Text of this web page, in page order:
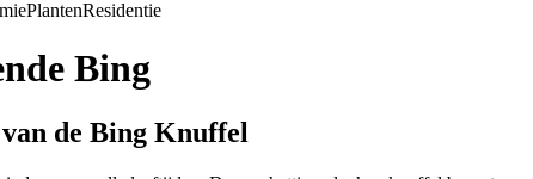
PlantenResidentie
Bing
de Bing Knuffel